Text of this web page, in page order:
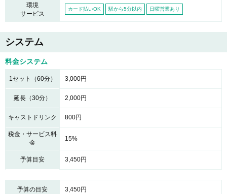
環境
サービス
カード払いOK 駅から5分以内 日曜営業あり
システム
料金システム
1セット（60分） 3,000円
延長（30分） 2,000円
キャストドリンク 800円
税金・サービス料
金
15%
予算目安 3,450円
予算の目安 3,450円